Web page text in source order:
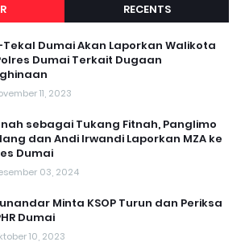
RECENTS
Tekal Dumai Akan Laporkan Walikota
Dumai Terkait Dugaan
11, 2023
sebagai Tukang Fitnah, Panglimo
dan Andi Irwandi Laporkan MZA ke
Dumai
03, 2024
Minta KSOP Turun dan Periksa
Dumai
10, 2023